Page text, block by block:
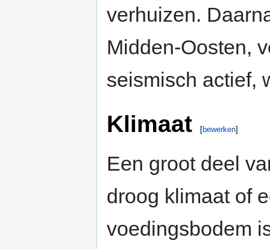
verhuizen.
Midden-Oosten,
seismisch actief,
Klimaat [bewerken]
Een groot deel
droog klimaat of
voedingsbodem